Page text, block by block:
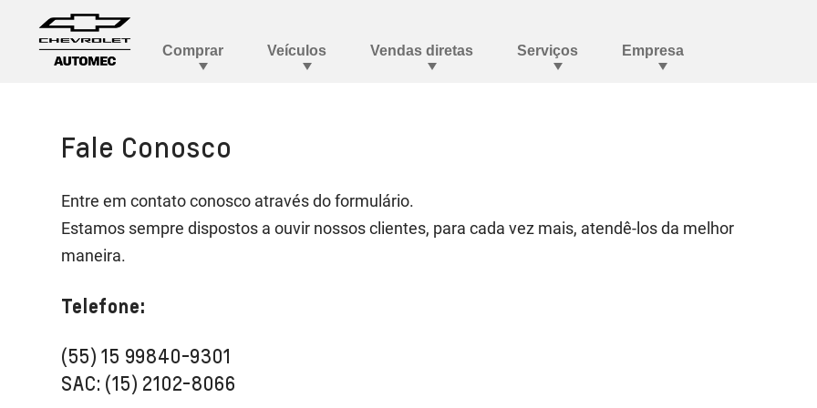
Fale Conosco
Entre em contato conosco através do formulário.
Estamos sempre dispostos a ouvir nossos clientes, para cada vez mais, atendê-los da melhor
maneira.
Telefone:
(55) 15 99840-9301
SAC: (15) 2102-8066